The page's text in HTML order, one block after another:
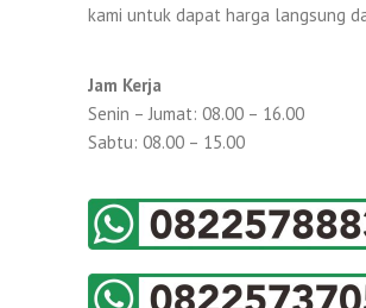
kami untuk dapat harga langsung
Jam Kerja
Senin – Jumat: 08.00 – 16.00
Sabtu: 08.00 – 15.00